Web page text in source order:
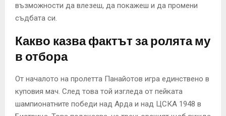
възможности да влезеш, да покажеш и да промени
съдбата си.
Какво казва фактът за ролята му
в отбора
От началото на пролетта Панайотов игра единствено в
куповия мач. След това той изгледа от пейката
шампионатните победи над Арда и над ЦСКА 1948 в